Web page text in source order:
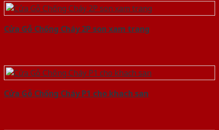
Cửa Gỗ Chống Cháy 2P son xam trang
Cửa Gỗ Chống Cháy P1 cho khach san